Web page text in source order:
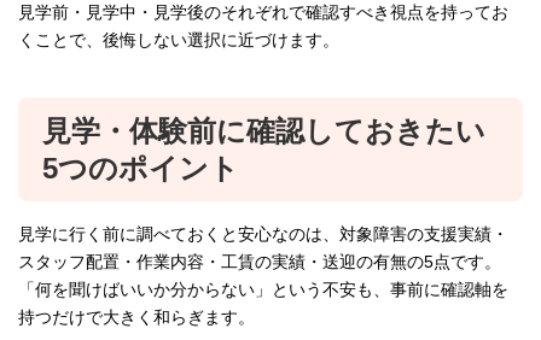
見学前・見学中・見学後のそれぞれで確認すべき視点を持ってお
くことで、後悔しない選択に近づけます。
見学・体験前に確認しておきたい
5つのポイント
見学に行く前に調べておくと安心なのは、対象障害の支援実績・
スタッフ配置・作業内容・工賃の実績・送迎の有無の5点です。
「何を聞けばいいか分からない」という不安も、事前に確認軸を
持つだけで大きく和らぎます。